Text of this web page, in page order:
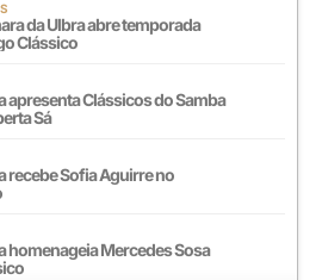
da Ulbra abre temporada
Clássico
apresenta Clássicos do Samba
Sá
recebe Sofia Aguirre no
homenageia Mercedes Sosa